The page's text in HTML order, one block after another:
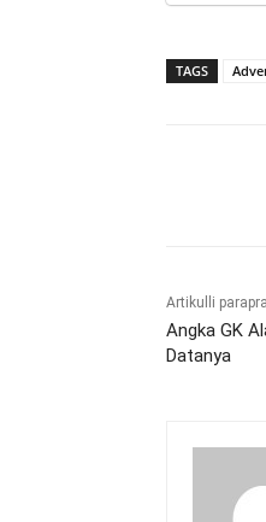
TAGS
Artikulli
Angka GK
Datanya